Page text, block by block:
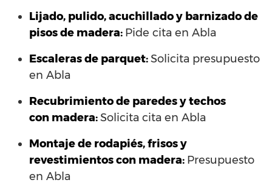
Lijado, pulido, acuchillado y barnizado de
pisos de madera: Pide cita en Abla
Escaleras de parquet:Solicita presupuesto
en Abla
Recubrimiento de paredes y techos
con madera:Solicita cita en Abla
Montaje de rodapiés, frisos y
revestimientos con madera: Presupuesto
en Abla